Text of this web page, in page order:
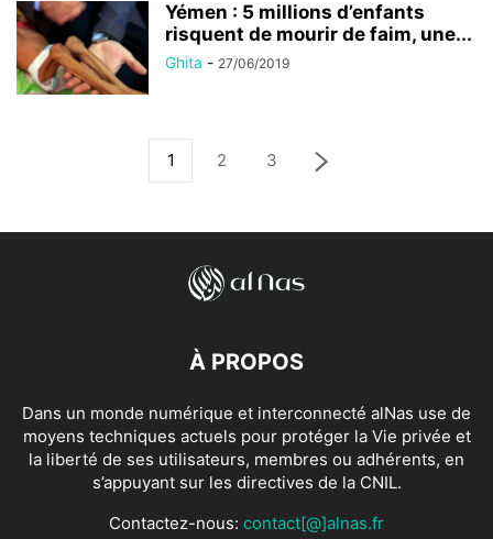
Yémen : 5 millions d’enfants
risquent de mourir de faim, une...
Ghita - 27/06/2019
1 2 3
À PROPOS
Dans un monde numérique et interconnecté alNas use de
moyens techniques actuels pour protéger la Vie privée et
la liberté de ses utilisateurs, membres ou adhérents, en
s’appuyant sur les directives de la CNIL.
Contactez-nous: contact[@]alnas.fr